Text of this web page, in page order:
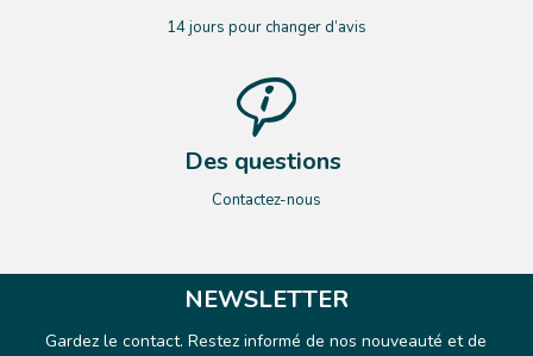
14 jours pour changer d’avis
Des questions
Contactez-nous
NEWSLETTER
Gardez le contact. Restez informé de nos nouveauté et de